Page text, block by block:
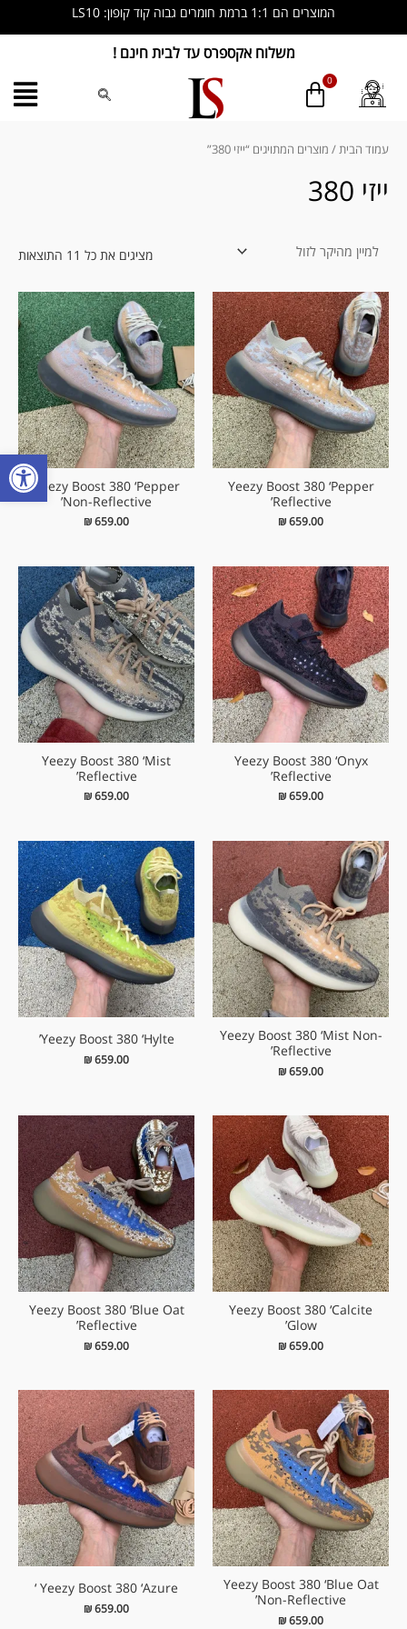
לתוכן
המוצרים הם 1:1 ברמת חומרים גבוה קוד קופון: LS10
משלוח אקספרס עד לבית חינם !
עמוד הבית/ מוצרים המתויגים “ייזי 380”
ייזי 380
מציגים את כל ⁦11⁩ התוצאות
Yeezy Boost 380 ‘Pepper
Reflective’
₪659.00
Yeezy Boost 380 ‘Pepper
Non-Reflective’
₪659.00
Yeezy Boost 380 ‘Onyx
Reflective’
₪659.00
Yeezy Boost 380 ‘Mist
Reflective’
₪659.00
Yeezy Boost 380 ‘Mist Non-
Reflective’
₪659.00
Yeezy Boost 380 ‘Hylte’
₪659.00
Yeezy Boost 380 ‘Calcite
Glow’
₪659.00
Yeezy Boost 380 ‘Blue Oat
Reflective’
₪659.00
Yeezy Boost 380 ‘Blue Oat
Non-Reflective’
₪659.00
Yeezy Boost 380 ‘Azure ‘
₪659.00